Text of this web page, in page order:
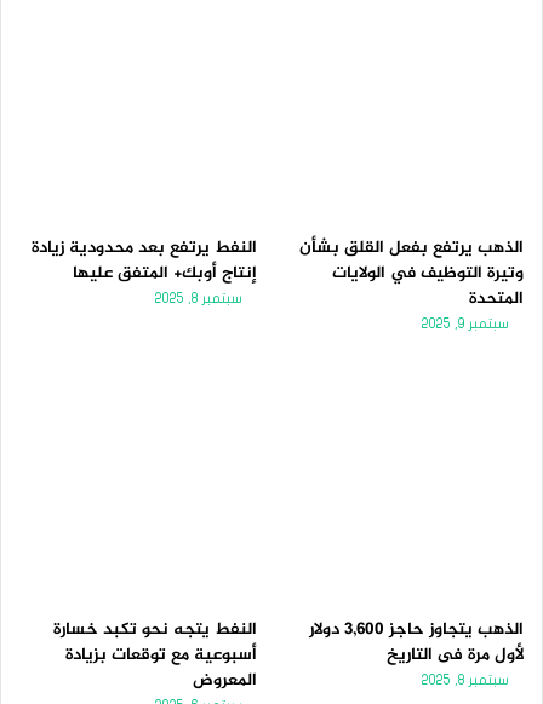
الذهب يرتفع بفعل القلق بشأن
وتيرة التوظيف في الولايات
المتحدة
سبتمبر 9, 2025
النفط يرتفع بعد محدودية زيادة
إنتاج أوبك+ المتفق عليها
سبتمبر 8, 2025
الذهب يتجاوز حاجز 3,600 دولار
لأول مرة فى التاريخ
سبتمبر 8, 2025
النفط يتجه نحو تكبد خسارة
أسبوعية مع توقعات بزيادة
المعروض